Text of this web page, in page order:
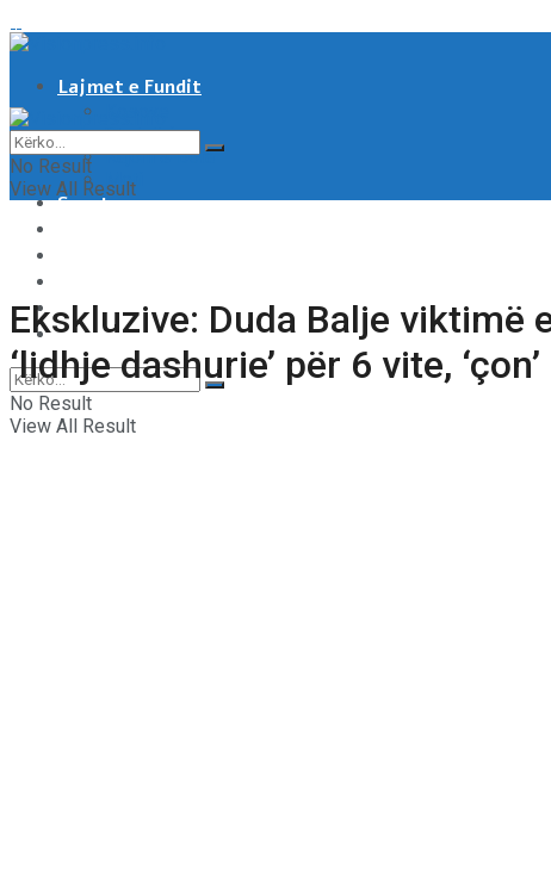
Lajmet e Fundit
Shqipëri
Rajoni & Bota
Moti
Sport
Tech & Auto
Video
No Result
View All Result
No Result
View All Result
Ekskluzive: Duda Balje
‘lidhje dashurie’ për 6 vite,